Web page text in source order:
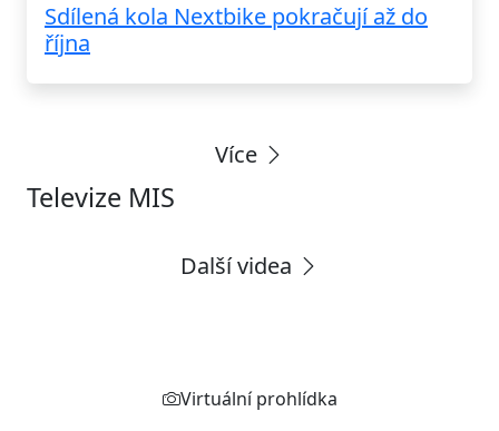
Sdílená kola Nextbike pokračují až do
října
Více
Televize MIS
Další videa
Virtuální prohlídka